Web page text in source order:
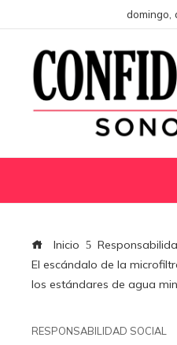
domingo,
Inicio
El escándalo de la
los estándares de agua
RESPONSABILIDAD SOCIAL